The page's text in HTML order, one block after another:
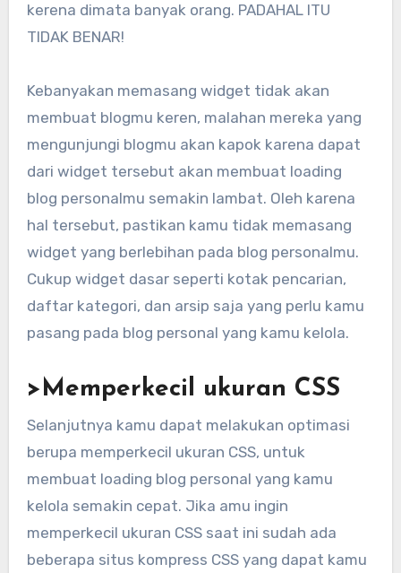
kerena dimata banyak orang. PADAHAL ITU
TIDAK BENAR!
Kebanyakan memasang widget tidak akan
membuat blogmu keren, malahan mereka yang
mengunjungi blogmu akan kapok karena dapat
dari widget tersebut akan membuat loading
blog personalmu semakin lambat. Oleh karena
hal tersebut, pastikan kamu tidak memasang
widget yang berlebihan pada blog personalmu.
Cukup widget dasar seperti kotak pencarian,
daftar kategori, dan arsip saja yang perlu kamu
pasang pada blog personal yang kamu kelola.
>Memperkecil ukuran CSS
Selanjutnya kamu dapat melakukan optimasi
berupa memperkecil ukuran CSS, untuk
membuat loading blog personal yang kamu
kelola semakin cepat. Jika amu ingin
memperkecil ukuran CSS saat ini sudah ada
beberapa situs kompress CSS yang dapat kamu